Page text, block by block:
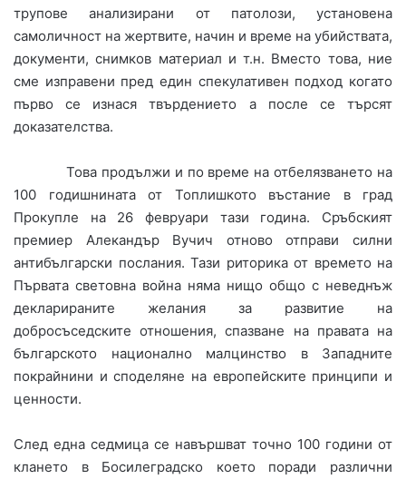
трупове анализирани от патолози, установена
самоличност на жертвите, начин и време на убийствата,
документи, снимков материал и т.н. Вместо това, ние
сме изправени пред един спекулативен подход когато
първо се изнася твърдението а после се търсят
доказателства.
Това продължи и по време на отбелязването на
100 годишнината от Топлишкото въстание в град
Прокупле на 26 февруари тази година. Сръбският
премиер Алекандър Вучич отново отправи силни
антибългарски послания. Тази риторика от времето на
Първата световна война няма нищо общо с неведнъж
декларираните желания за развитие на
добросъседските отношения, спазване на правата на
българското национално малцинство в Западните
покрайнини и споделяне на европейските принципи и
ценности.
След една седмица се навършват точно 100 години от
клането в Босилеградско което поради различни